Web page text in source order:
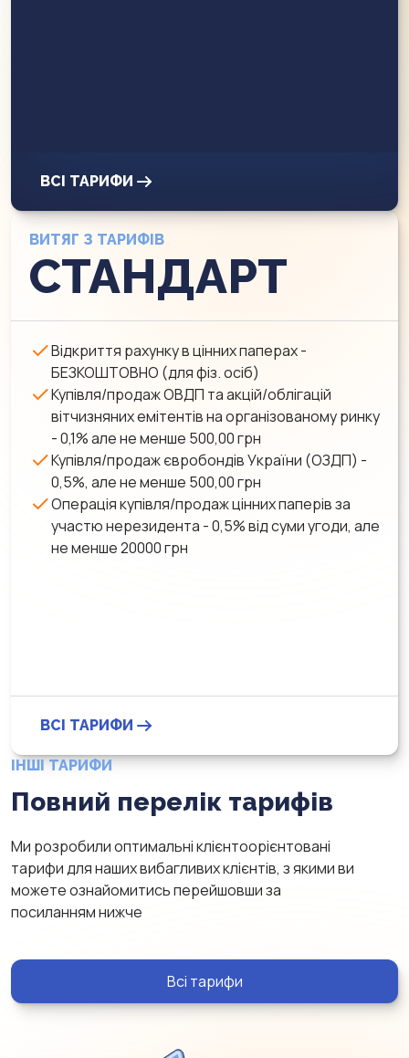
ВСІ ТАРИФИ
ВИТЯГ З ТАРИФІВ
СТАНДАРТ
Відкриття рахунку в цінних паперах -
БЕЗКОШТОВНО (для фіз. осіб)
Купівля/продаж ОВДП та акцій/облігацій
вітчизняних емітентів на організованому ринку
- 0,1% але не менше 500,00 грн
Купівля/продаж євробондів України (ОЗДП) -
0,5%, але не менше 500,00 грн
Операція купівля/продаж цінних паперів за
участю нерезидента - 0,5% від суми угоди, але
не менше 20000 грн
ВСІ ТАРИФИ
ІНШІ ТАРИФИ
Повний перелік тарифів
Ми розробили оптимальні клієнтоорієнтовані
тарифи для наших вибагливих клієнтів, з якими ви
можете ознайомитись перейшовши за
посиланням нижче
Всі тарифи